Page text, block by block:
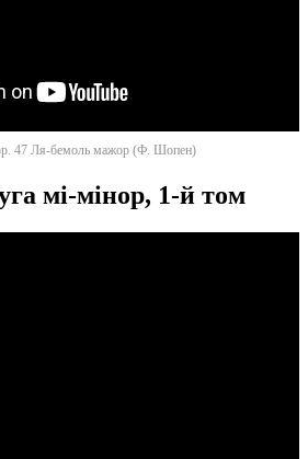
47 Ля-бемоль мажор (Ф. Шопен)
мi-мiнор, 1-й том